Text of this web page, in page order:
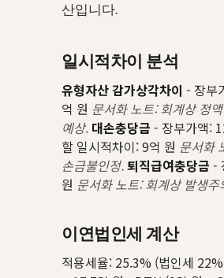
산입니다.
일시적차이 분석
유형자산 감가상각차이 - 장부
억 원 문서화 노트: 회계상 정
예상. 대손충당금 - 장부가액:
할 일시적차이: 9억 원 문서화
손금불인정.퇴직급여충당금 -
원 문서화 노트: 회계상 발생
이연법인세 계산
적용세율: 25.3% (법인세